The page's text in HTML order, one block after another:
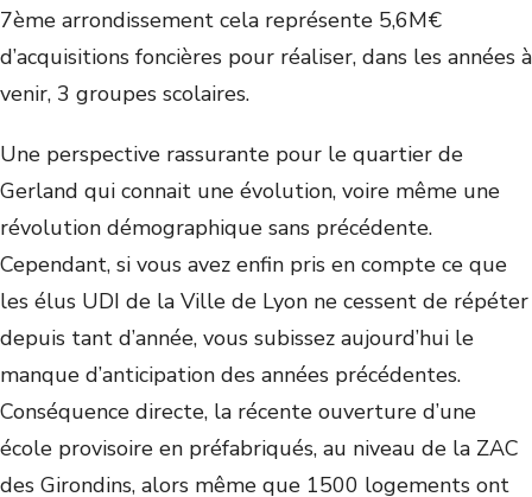
7ème arrondissement cela représente 5,6M€
d’acquisitions foncières pour réaliser, dans les années à
venir, 3 groupes scolaires.
Une perspective rassurante pour le quartier de
Gerland qui connait une évolution, voire même une
révolution démographique sans précédente.
Cependant, si vous avez enfin pris en compte ce que
les élus UDI de la Ville de Lyon ne cessent de répéter
depuis tant d’année, vous subissez aujourd’hui le
manque d’anticipation des années précédentes.
Conséquence directe, la récente ouverture d’une
école provisoire en préfabriqués, au niveau de la ZAC
des Girondins, alors même que 1500 logements ont